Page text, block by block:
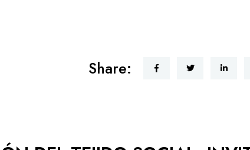
Share: